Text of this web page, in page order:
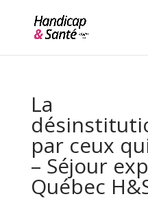
content
La
par ceux
– Séjour
Québec